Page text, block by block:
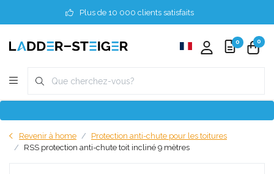
Plus de 10 000 clients satisfaits
0 0
Revenir à home
Protection anti-chute pour les toitures
RSS protection anti-chute toit incliné 9 mètres